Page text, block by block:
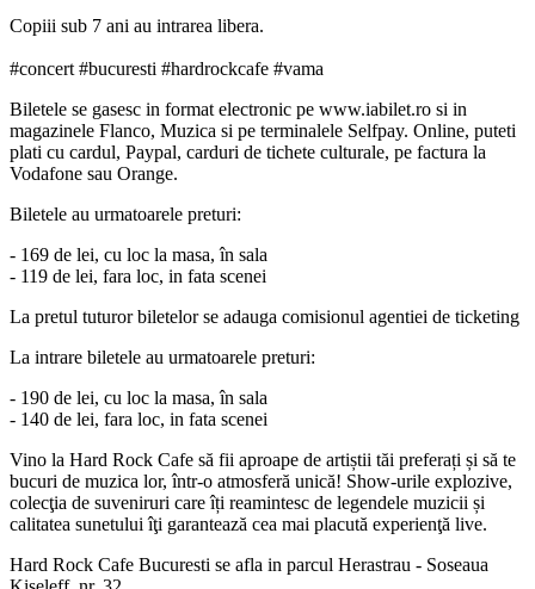
Copiii sub 7 ani au intrarea libera.
#concert #bucuresti #hardrockcafe #vama
Biletele se gasesc in format electronic pe www.iabilet.ro si in
magazinele Flanco, Muzica si pe terminalele Selfpay. Online, puteti
plati cu cardul, Paypal, carduri de tichete culturale, pe factura la
Vodafone sau Orange.
Biletele au urmatoarele preturi:
- 169 de lei, cu loc la masa, în sala
- 119 de lei, fara loc, in fata scenei
La pretul tuturor biletelor se adauga comisionul agentiei de ticketing
La intrare biletele au urmatoarele preturi:
- 190 de lei, cu loc la masa, în sala
- 140 de lei, fara loc, in fata scenei
Vino la Hard Rock Cafe să fii aproape de artiștii tăi preferați și să te
bucuri de muzica lor, într-o atmosferă unică! Show-urile explozive,
colecţia de suveniruri care îți reamintesc de legendele muzicii și
calitatea sunetului îţi garantează cea mai placută experienţă live.
Hard Rock Cafe Bucuresti se afla in parcul Herastrau - Soseaua